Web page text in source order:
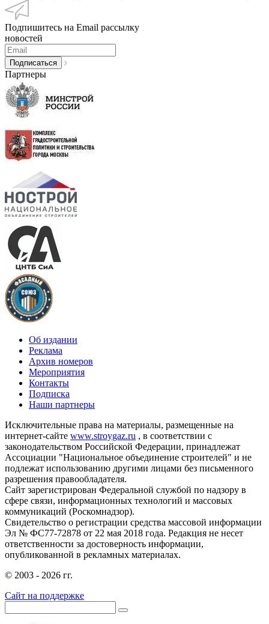
Подпишитесь на Email рассылку
новостей
Партнеры
Об издании
Реклама
Архив номеров
Мероприятия
Контакты
Подписка
Наши партнеры
Исключительные права на материалы, размещенные на
интернет-сайте www.stroygaz.ru , в соответствии с
законодательством Российской Федерации, принадлежат
Ассоциации "Национальное объединение строителей" и не
подлежат использованию другими лицами без письменного
разрешения правообладателя.
Сайт зарегистрирован Федеральной службой по надзору в
сфере связи, информационных технологий и массовых
коммуникаций (Роскомнадзор).
Свидетельство о регистрации средства массовой информации
Эл № ФС77-72878 от 22 мая 2018 года. Редакция не несет
ответственности за достоверность информации,
опубликованной в рекламных материалах.
© 2003 - 2026 гг.
Сайт на поддержке